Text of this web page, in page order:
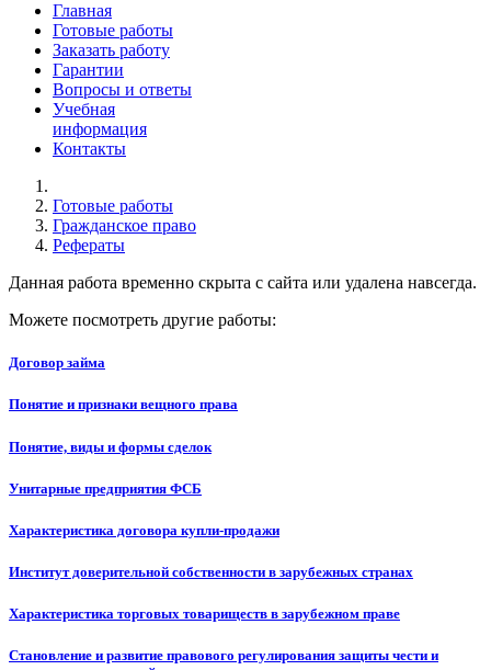
Главная
Готовые работы
Заказать работу
Гарантии
Вопросы и ответы
Учебная
информация
Контакты
Готовые работы
Гражданское право
Рефераты
Данная работа временно скрыта с сайта или удалена навсегда.
Можете посмотреть другие работы:
Договор займа
Понятие и признаки вещного права
Понятие, виды и формы сделок
Унитарные предприятия ФСБ
Характеристика договора купли-продажи
Институт доверительной собственности в зарубежных странах
Характеристика торговых товариществ в зарубежном праве
Становление и развитие правового регулирования защиты чести и